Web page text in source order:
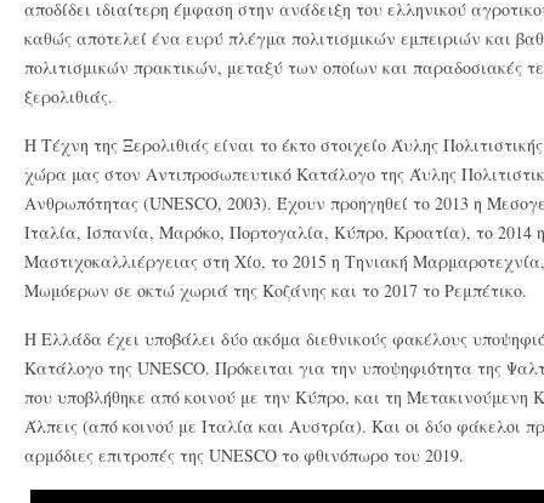
αποδίδει ιδιαίτερη έμφαση στην ανάδειξη του ελληνικού
καθώς αποτελεί ένα ευρύ πλέγμα πολιτισμικών εμπειριών και
πολιτισμικών πρακτικών, μεταξύ των οποίων και παραδοσιακές
ξερολιθιάς.
Η Τέχνη της Ξερολιθιάς είναι το έκτο στοιχείο Άυλης
χώρα μας στον Αντιπροσωπευτικό Κατάλογο της Άυλης
Ανθρωπότητας (UNESCO, 2003). Έχουν προηγηθεί το 2013 η
Ιταλία, Ισπανία, Μαρόκο, Πορτογαλία, Κύπρο, Κροατία), το 2014
Μαστιχοκαλλιέργειας στη Χίο, το 2015 η Τηνιακή
Μωμόερων σε οκτώ χωριά της Κοζάνης και το 2017 το Ρεμπέτικο.
Η Ελλάδα έχει υποβάλει δύο ακόμα διεθνικούς φακέλους
Κατάλογο της UNESCO. Πρόκειται για την υποψηφιότητα της
που υποβλήθηκε από κοινού με την Κύπρο, και τη Μετακινούμενη
Άλπεις (από κοινού με Ιταλία και Αυστρία). Και οι δύο φάκελοι
αρμόδιες επιτροπές της UNESCO το φθινόπωρο του 2019.